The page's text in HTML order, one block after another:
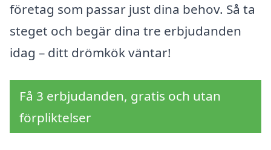
företag som passar just dina behov. Så ta
steget och begär dina tre erbjudanden
idag – ditt drömkök väntar!
Få 3 erbjudanden, gratis och utan
förpliktelser